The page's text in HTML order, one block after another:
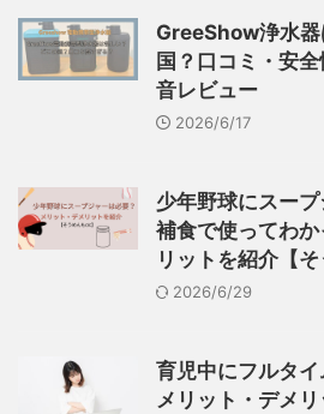
GreeShow浄水
国？口コミ・安
音レビュー
2026/6/17
少年野球にスー
補食で使ってわ
リットを紹介【そ
2026/6/29
育児中にフルタイ
メリット・デメ